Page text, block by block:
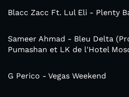
Blacc Zacc Ft. Lul Eli - Plenty
Sameer Ahmad - Bleu Delta
Pumashan et LK de l'Hotel
G Perico - Vegas Weekend